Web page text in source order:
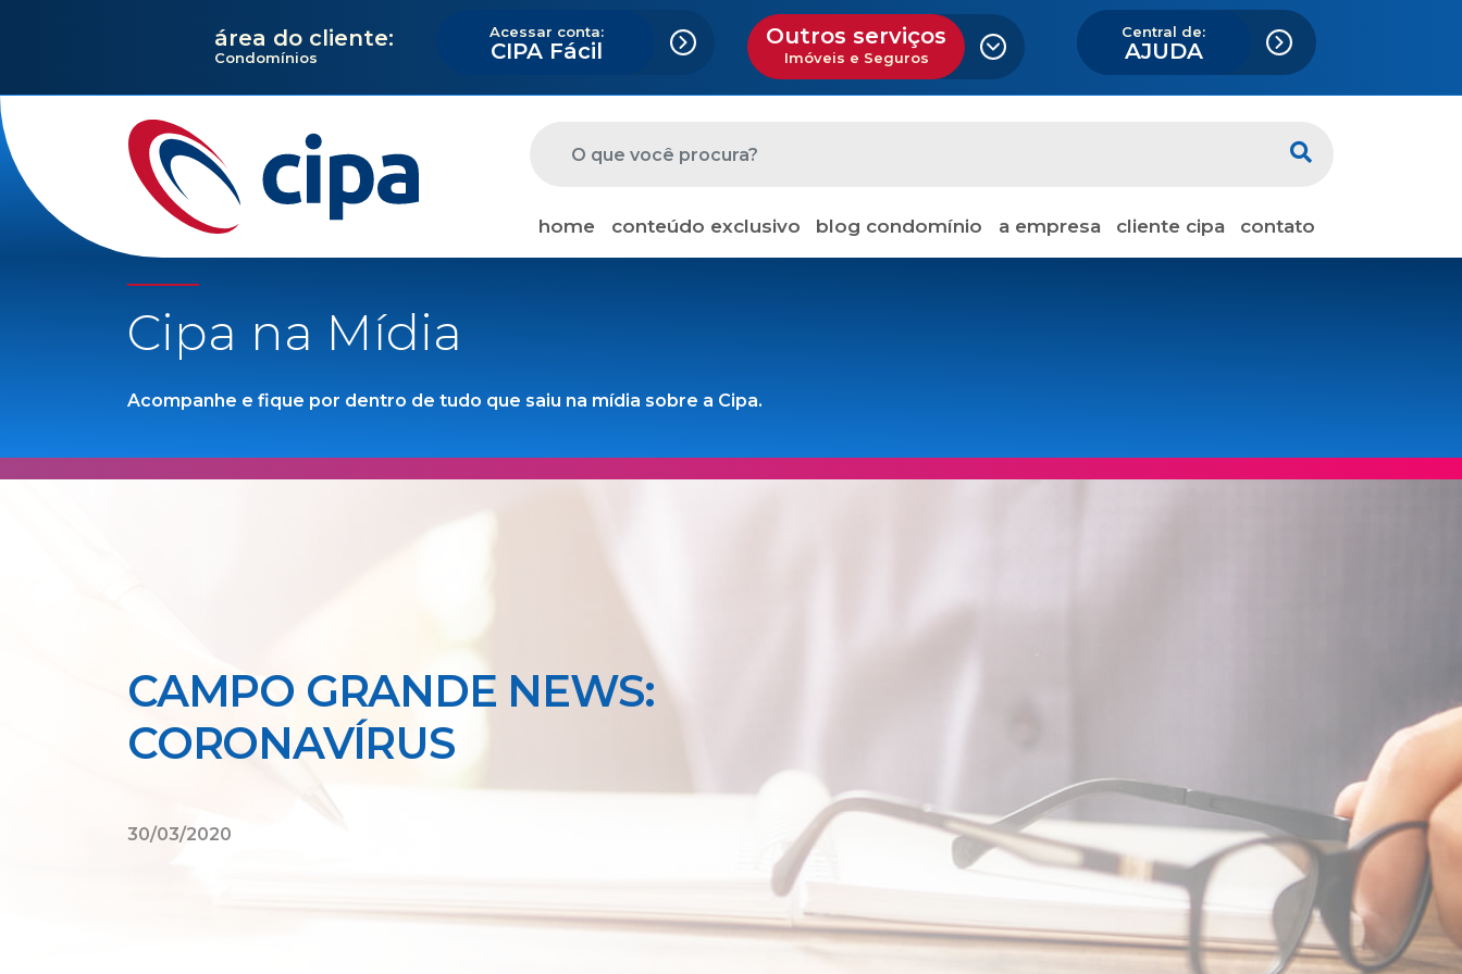
área do cliente:
Condomínios
Acessar conta:
CIPA Fácil
Outros serviços
Imóveis e Seguros
Central de:
AJUDA
home conteúdo exclusivo blog condomínio a empresa cliente cipa contato
Cipa na Mídia
Acompanhe e fique por dentro de tudo que saiu na mídia sobre a Cipa.
CAMPO GRANDE NEWS:
CORONAVÍRUS
30/03/2020